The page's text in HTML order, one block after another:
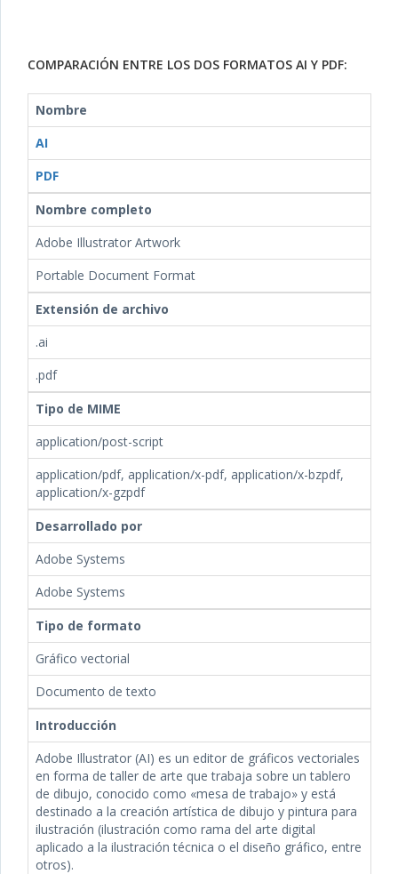
COMPARACIÓN ENTRE LOS DOS FORMATOS AI Y PDF:
Nombre
AI
PDF
Nombre completo
Adobe Illustrator Artwork
Portable Document Format
Extensión de archivo
.ai
.pdf
Tipo de MIME
application/post-script
application/pdf, application/x-pdf, application/x-bzpdf,
application/x-gzpdf
Desarrollado por
Adobe Systems
Adobe Systems
Tipo de formato
Gráfico vectorial
Documento de texto
Introducción
Adobe Illustrator (AI) es un editor de gráficos vectoriales
en forma de taller de arte que trabaja sobre un tablero
de dibujo, conocido como «mesa de trabajo» y está
destinado a la creación artística de dibujo y pintura para
ilustración (ilustración como rama del arte digital
aplicado a la ilustración técnica o el diseño gráfico, entre
otros).